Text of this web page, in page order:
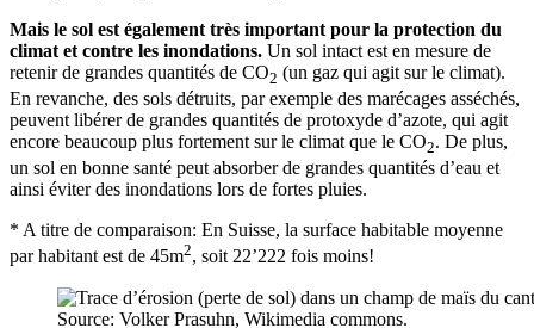
Mais le sol est également très important pour la protection du
climat et contre les inondations. Un sol intact est en mesure de
retenir de grandes quantités de CO2 (un gaz qui agit sur le climat).
En revanche, des sols détruits, par exemple des marécages asséchés,
peuvent libérer de grandes quantités de protoxyde d’azote, qui agit
encore beaucoup plus fortement sur le climat que le CO2. De plus,
un sol en bonne santé peut absorber de grandes quantités d’eau et
ainsi éviter des inondations lors de fortes pluies.
* A titre de comparaison: En Suisse, la surface habitable moyenne
par habitant est de 45m2, soit 22’222 fois moins!